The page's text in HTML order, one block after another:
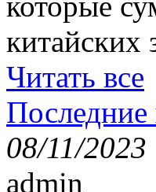
китайских
Читать все
08/11/2023
admin